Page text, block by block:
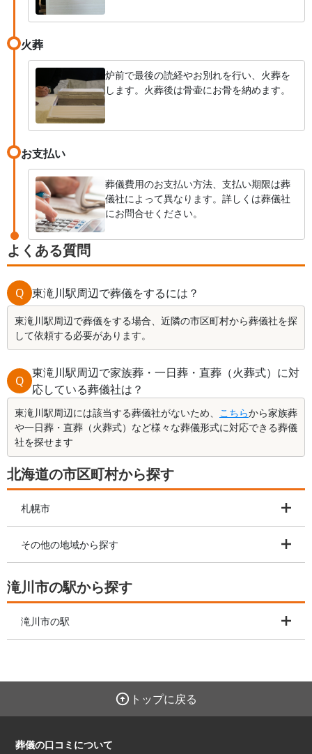
火葬
炉前で最後の読経やお別れを行い、火葬を
します。火葬後は骨壷にお骨を納めます。
お支払い
葬儀費用のお支払い方法、支払い期限は葬
儀社によって異なります。詳しくは葬儀社
にお問合せください。
よくある質問
Q 東滝川駅周辺で葬儀をするには？
東滝川駅周辺で葬儀をする場合、近隣の市区町村から葬儀社を探
して依頼する必要があります。
Q
東滝川駅周辺で家族葬・一日葬・直葬（火葬式）に対
応している葬儀社は？
東滝川駅周辺には該当する葬儀社がないため、 こちらから家族葬
や一日葬・直葬（火葬式）など様々な葬儀形式に対応できる葬儀
社を探せます
北海道の市区町村から探す
札幌市
その他の地域から探す
滝川市の駅から探す
滝川市の駅
トップに戻る
葬儀の口コミについて